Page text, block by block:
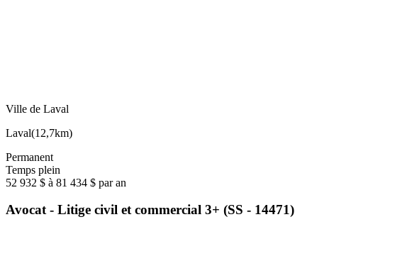
Ville de Laval
Laval(12,7km)
Permanent
Temps plein
52 932 $ à 81 434 $ par an
Avocat - Litige civil et commercial 3+ (SS - 14471)